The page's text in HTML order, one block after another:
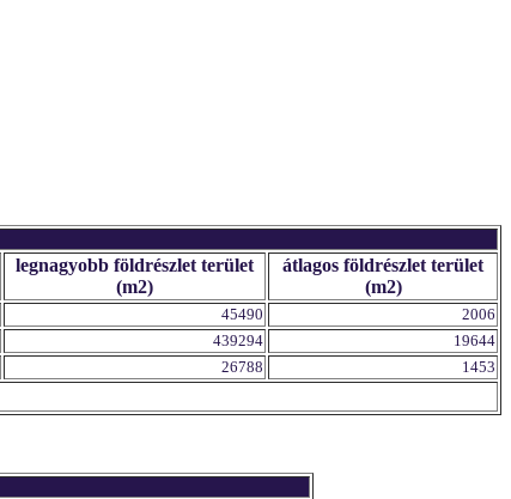
legnagyobb földrészlet terület
(m2)
átlagos földrészlet terület
(m2)
45490
2006
439294
19644
26788 1453